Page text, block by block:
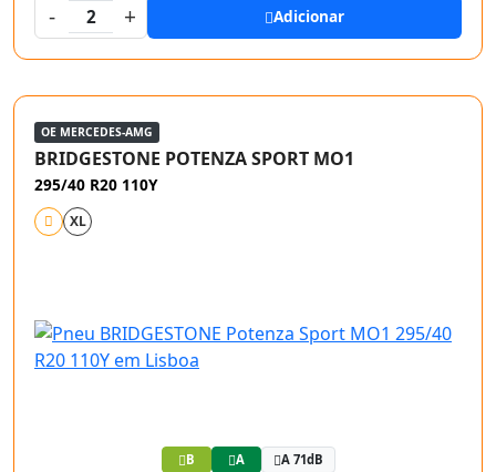
- 2 + Adicionar
OE MERCEDES-AMG
BRIDGESTONE POTENZA SPORT MO1
295/40 R20 110Y
XL
B A A 71dB